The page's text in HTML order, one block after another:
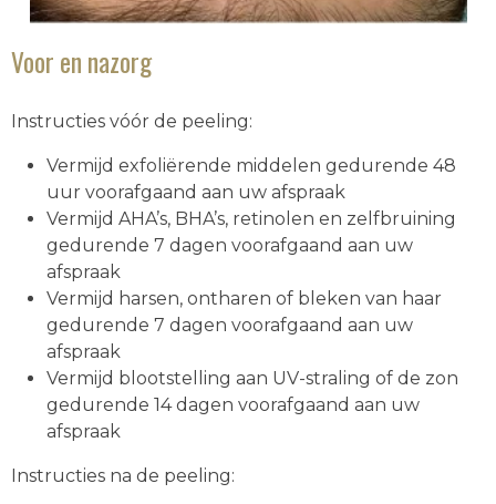
Voor en nazorg
Instructies vóór de peeling:
Vermijd exfoliërende middelen gedurende 48
uur voorafgaand aan uw afspraak
Vermijd AHA’s, BHA’s, retinolen en zelfbruining
gedurende 7 dagen voorafgaand aan uw
afspraak
Vermijd harsen, ontharen of bleken van haar
gedurende 7 dagen voorafgaand aan uw
afspraak
Vermijd blootstelling aan UV-straling of de zon
gedurende 14 dagen voorafgaand aan uw
afspraak
Instructies na de peeling: